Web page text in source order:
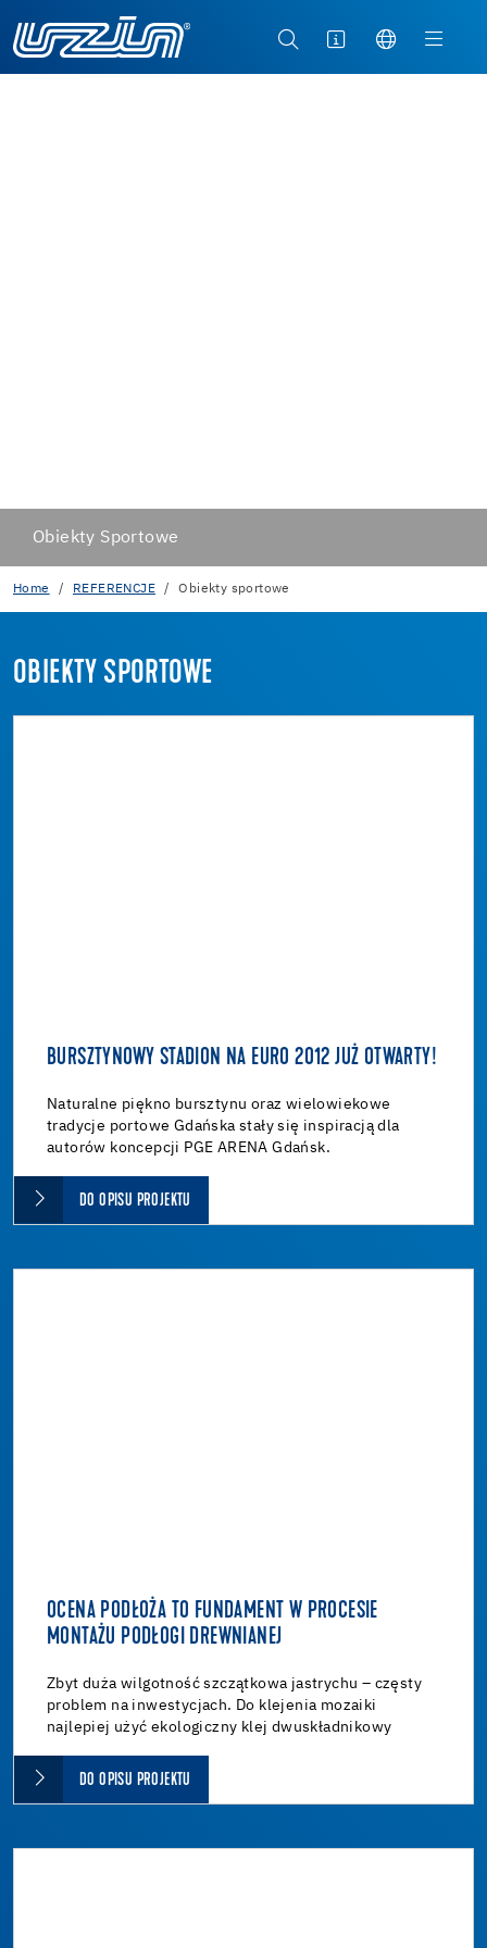
Obiekty Sportowe
Home REFERENCJE Obiekty sportowe
OBIEKTY SPORTOWE
BURSZTYNOWY STADION NA EURO 2012 JUŻ OTWARTY!
Naturalne piękno bursztynu oraz wielowiekowe
tradycje portowe Gdańska stały się inspiracją dla
autorów koncepcji PGE ARENA Gdańsk.
DO OPISU PROJEKTU
OCENA PODŁOŻA TO FUNDAMENT W PROCESIE
MONTAŻU PODŁOGI DREWNIANEJ
Zbyt duża wilgotność szczątkowa jastrychu – częsty
problem na inwestycjach. Do klejenia mozaiki
najlepiej użyć ekologiczny klej dwuskładnikowy
DO OPISU PROJEKTU